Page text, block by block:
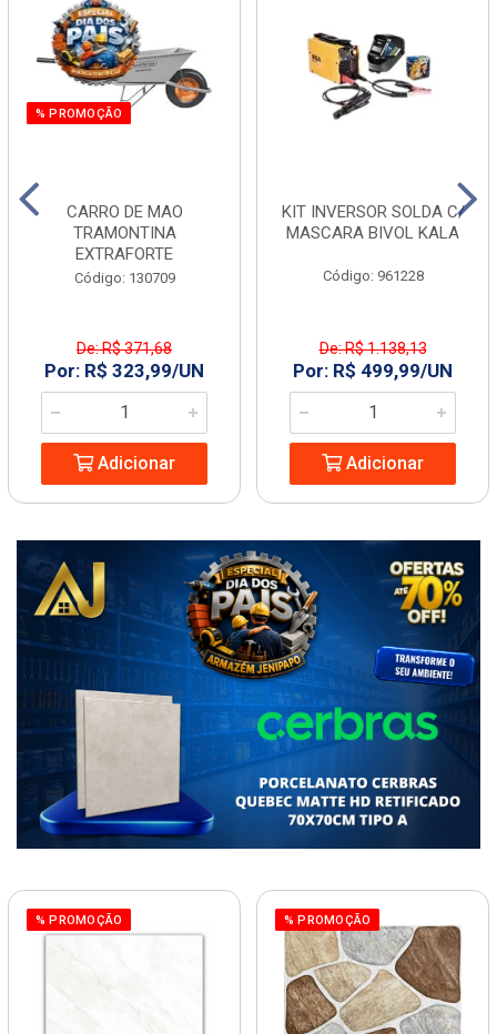
% PROMOÇÃO
CARRO DE MAO
TRAMONTINA
EXTRAFORTE
Código: 130709
De: R$ 371,68
Por: R$ 323,99/UN
Adicionar
KIT INVERSOR SOLDA C/
MASCARA BIVOL KALA
Código: 961228
De: R$ 1.138,13
Por: R$ 499,99/UN
Adicionar
% PROMOÇÃO % PROMOÇÃO